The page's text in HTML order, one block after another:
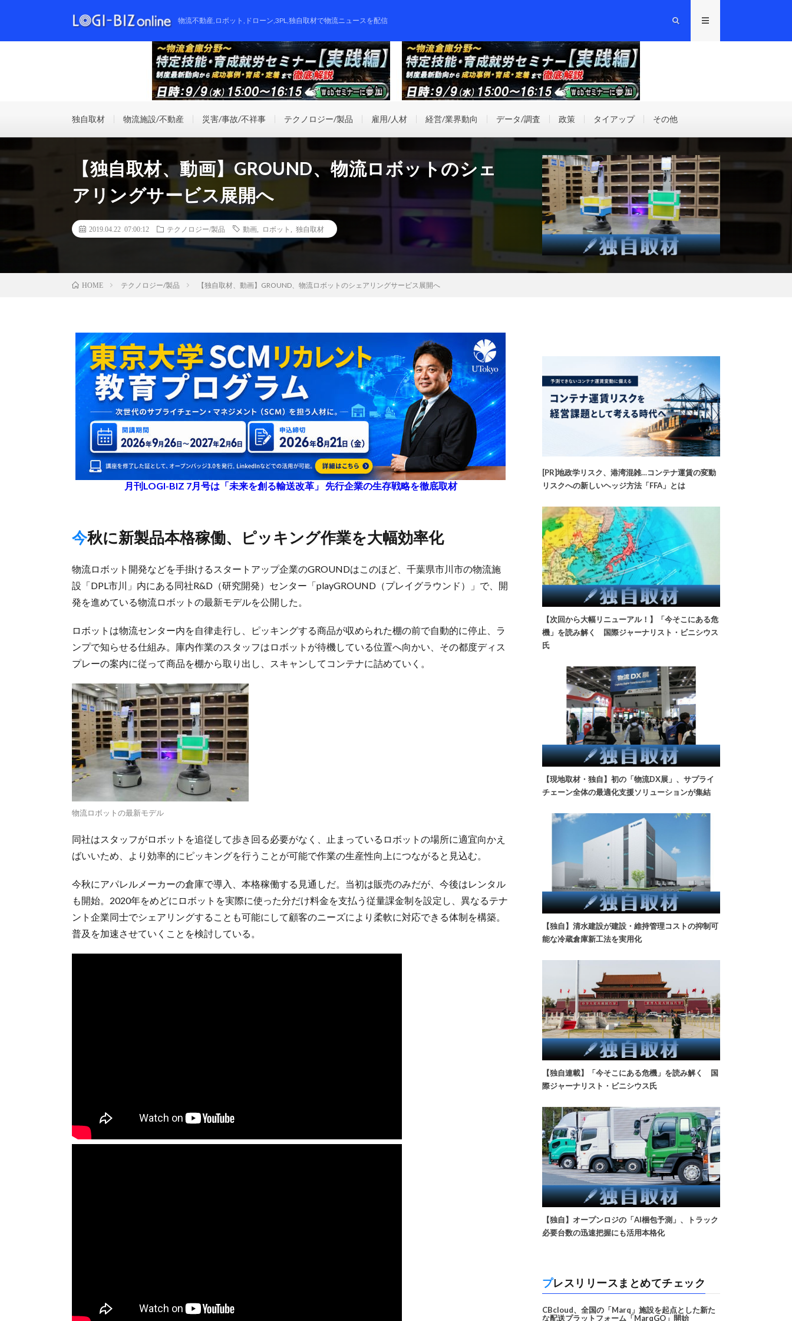
物流不動産,ロボット,ドローン,3PL,独自取材で物流ニュースを配信
独自取材 物流施設/不動産 災害/事故/不祥事 テクノロジー/製品 雇用/人材 経営/業界動向 データ/調査 政策 タイアップ その他
【独自取材、動画】GROUND、物流ロボットのシェ
アリングサービス展開へ
2019.04.22 07:00:12 テクノロジー/製品 動画 ロボット 独自取材
HOME テクノロジー/製品 【独自取材、動画】GROUND、物流ロボットのシェアリングサービス展開へ
月刊LOGI-BIZ 7月号は「未来を創る輸送改革」 先行企業の生存戦略を徹底取材
今秋に新製品本格稼働、ピッキング作業を大幅効率化
物流ロボット開発などを手掛けるスタートアップ企業のGROUNDはこのほど、千葉県市川市の物流施
設「DPL市川」内にある同社R&D（研究開発）センター「playGROUND（プレイグラウンド）」で、開
発を進めている物流ロボットの最新モデルを公開した。
ロボットは物流センター内を自律走行し、ピッキングする商品が収められた棚の前で自動的に停止、ラ
ンプで知らせる仕組み。庫内作業のスタッフはロボットが待機している位置へ向かい、その都度ディス
プレーの案内に従って商品を棚から取り出し、スキャンしてコンテナに詰めていく。
物流ロボットの最新モデル
同社はスタッフがロボットを追従して歩き回る必要がなく、止まっているロボットの場所に適宜向かえ
ばいいため、より効率的にピッキングを行うことが可能で作業の生産性向上につながると見込む。
今秋にアパレルメーカーの倉庫で導入、本格稼働する見通しだ。当初は販売のみだが、今後はレンタル
も開始。2020年をめどにロボットを実際に使った分だけ料金を支払う従量課金制を設定し、異なるテナ
ント企業同士でシェアリングすることも可能にして顧客のニーズにより柔軟に対応できる体制を構築。
普及を加速させていくことを検討している。
[PR]地政学リスク、港湾混雑…コンテナ運賃の変動
リスクへの新しいヘッジ方法「FFA」とは
【次回から大幅リニューアル！】「今そこにある危
機」を読み解く 国際ジャーナリスト・ビニシウス
氏
【現地取材・独自】初の「物流DX展」、サプライ
チェーン全体の最適化支援ソリューションが集結
【独自】清水建設が建設・維持管理コストの抑制可
能な冷蔵倉庫新工法を実用化
【独自連載】「今そこにある危機」を読み解く 国
際ジャーナリスト・ビニシウス氏
【独自】オープンロジの「AI梱包予測」、トラック
必要台数の迅速把握にも活用本格化
プレスリリースまとめてチェック
CBcloud、全国の「Marq」施設を起点とした新た
な配送プラットフォーム「MarqGO」開始